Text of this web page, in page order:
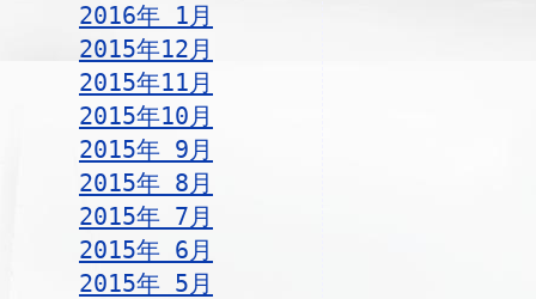
2016年 1月
2015年12月
2015年11月
2015年10月
2015年 9月
2015年 8月
2015年 7月
2015年 6月
2015年 5月